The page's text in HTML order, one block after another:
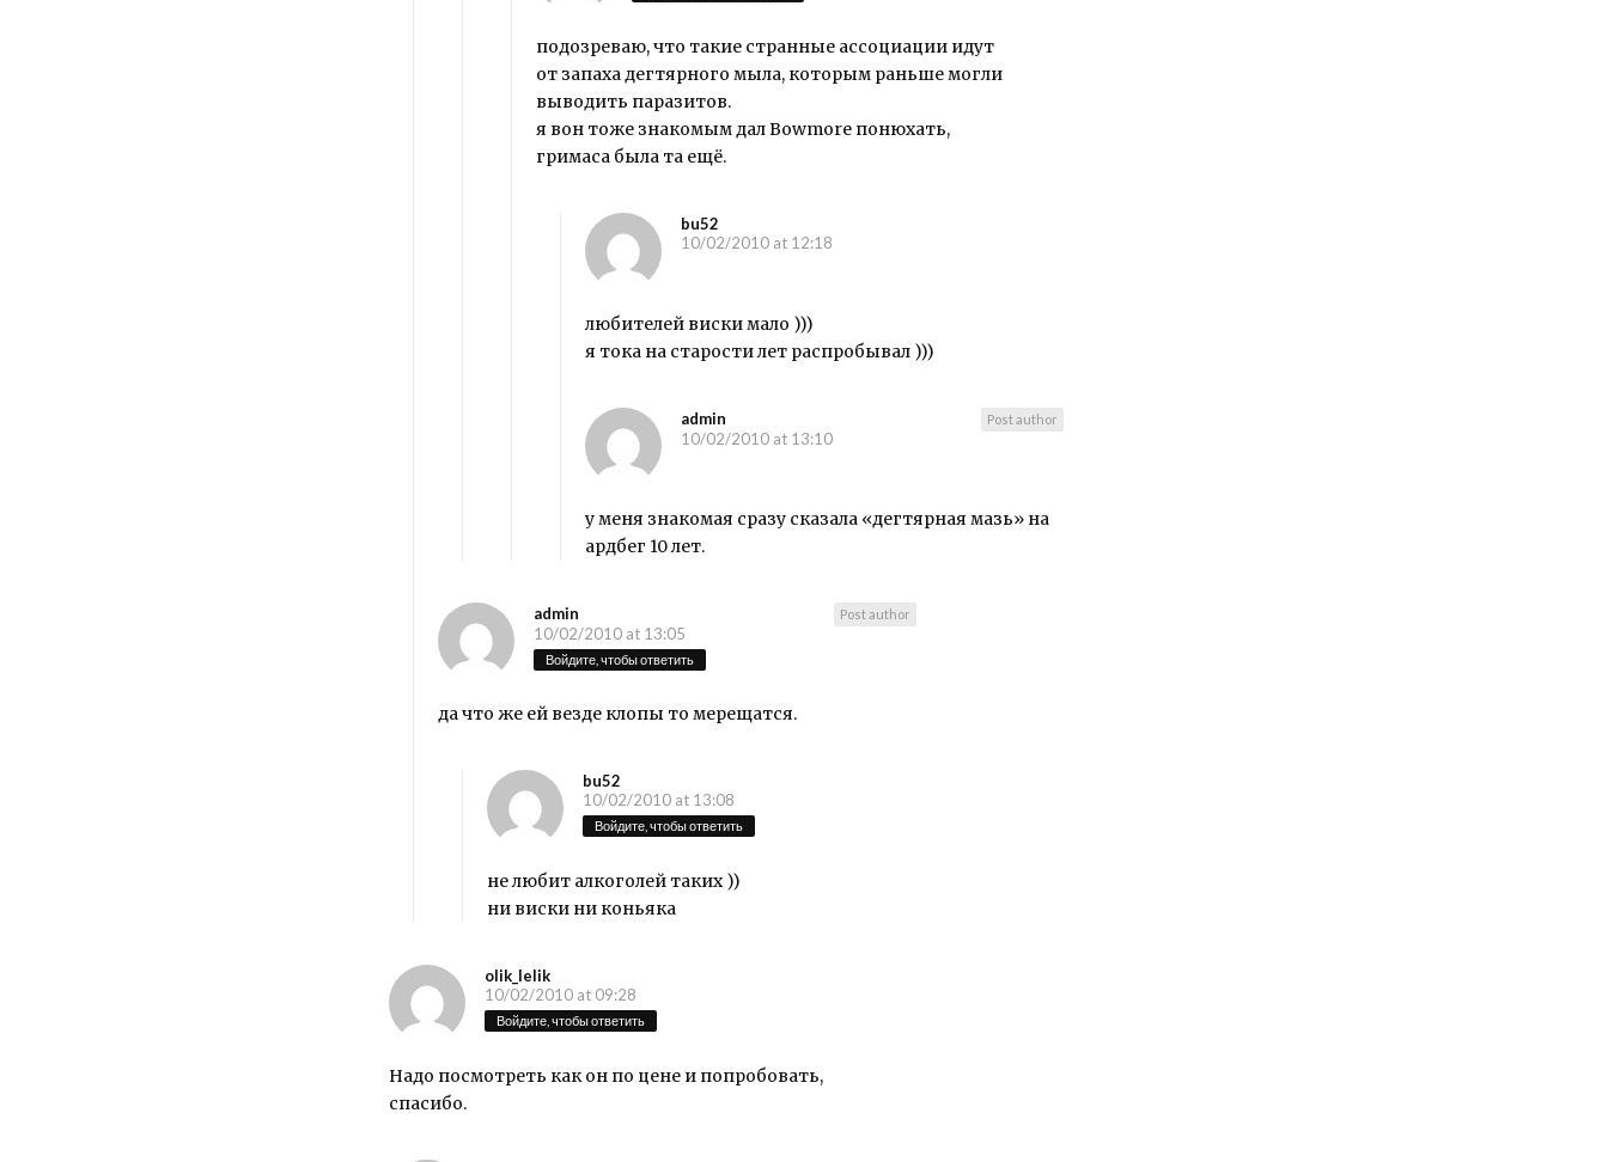
подозреваю, что такие странные ассоциации идут
от запаха дегтярного мыла, которым раньше могли
выводить паразитов.
я вон тоже знакомым дал Bowmore понюхать,
гримаса была та ещё.
bu52
10/02/2010 at 12:18
любителей виски мало )))
я тока на старости лет распробывал )))
admin Post author
10/02/2010 at 13:10
у меня знакомая сразу сказала «дегтярная мазь» на
ардбег 10 лет.
admin Post author
10/02/2010 at 13:05
Войдите, чтобы ответить
да что же ей везде клопы то мерещатся.
bu52
10/02/2010 at 13:08
Войдите, чтобы ответить
не любит алкоголей таких ))
ни виски ни коньяка
olik_lelik
10/02/2010 at 09:28
Войдите, чтобы ответить
Надо посмотреть как он по цене и попробовать,
спасибо.